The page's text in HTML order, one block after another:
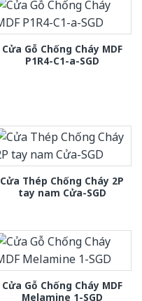
Cửa Gỗ Chống Cháy MDF
P1R4-C1-a-SGD
Cửa Thép Chống Cháy 2P
tay nam Cửa-SGD
Cửa Gỗ Chống Cháy MDF
Melamine 1-SGD